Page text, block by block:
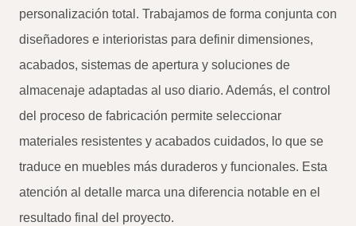
personalización total. Trabajamos de forma conjunta con
diseñadores e interioristas para definir dimensiones,
acabados, sistemas de apertura y soluciones de
almacenaje adaptadas al uso diario. Además, el control
del proceso de fabricación permite seleccionar
materiales resistentes y acabados cuidados, lo que se
traduce en muebles más duraderos y funcionales. Esta
atención al detalle marca una diferencia notable en el
resultado final del proyecto.